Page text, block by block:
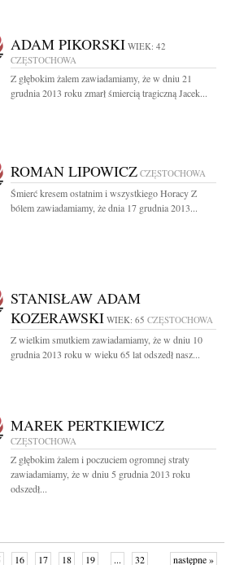
ADAM PIKORSKI WIEK: 42
CZĘSTOCHOWA
Z głębokim żalem zawiadamiamy, że w dniu 21
grudnia 2013 roku zmarł śmiercią tragiczną Jacek...
ROMAN LIPOWICZ CZĘSTOCHOWA
Śmierć kresem ostatnim i wszystkiego Horacy Z
bólem zawiadamiamy, że dnia 17 grudnia 2013...
STANISŁAW ADAM
KOZERAWSKI WIEK: 65 CZĘSTOCHOWA
Z wielkim smutkiem zawiadamiamy, że w dniu 10
grudnia 2013 roku w wieku 65 lat odszedł nasz...
MAREK PERTKIEWICZ
CZĘSTOCHOWA
Z głębokim żalem i poczuciem ogromnej straty
zawiadamiamy, że w dniu 5 grudnia 2013 roku
odszedł...
16 17 18 19 ... 32 następne »